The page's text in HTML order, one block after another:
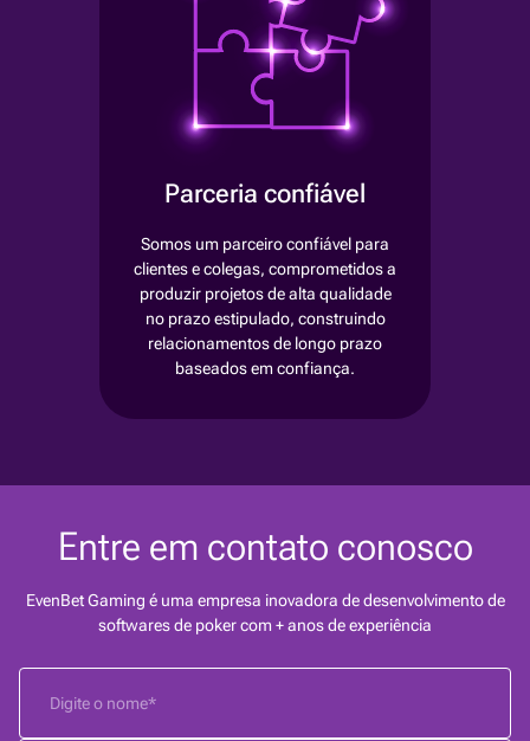
Parceria confiável
Somos um parceiro confiável para
clientes e colegas, comprometidos a
produzir projetos de alta qualidade
no prazo estipulado, construindo
relacionamentos de longo prazo
baseados em confiança.
Entre em contato conosco
EvenBet Gaming é uma empresa inovadora de desenvolvimento de
softwares de poker com + anos de experiência